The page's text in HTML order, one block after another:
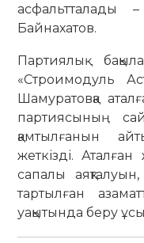
асфальтталады
Байнахатов.
Партиялық
«Строимодуль
Шамуратовқа
партиясының
қамтылғанын
жеткізді.
сапалы
тартылған
уақытында беру